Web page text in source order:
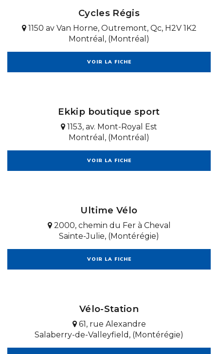
Cycles Régis
1150 av Van Horne, Outremont, Qc, H2V 1K2
Montréal, (Montréal)
VOIR LA FICHE
Ekkip boutique sport
1153, av. Mont-Royal Est
Montréal, (Montréal)
VOIR LA FICHE
Ultime Vélo
2000, chemin du Fer à Cheval
Sainte-Julie, (Montérégie)
VOIR LA FICHE
Vélo-Station
61, rue Alexandre
Salaberry-de-Valleyfield, (Montérégie)